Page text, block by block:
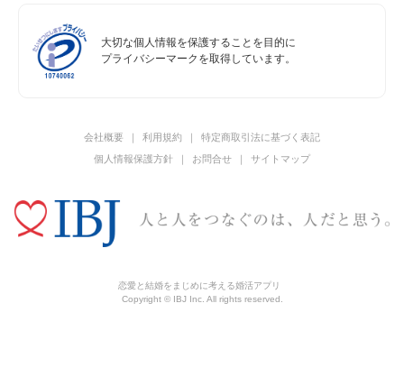
大切な個人情報を保護することを目的に
プライバシーマークを取得しています。
会社概要 利用規約
特定商取引法に基づく表記
個人情報保護方針
お問合せ サイトマップ
恋愛と結婚をまじめに考える婚活アプリ
Copyright © IBJ Inc. All rights reserved.